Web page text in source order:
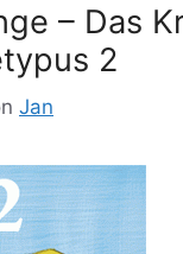
– Das
2
Jan